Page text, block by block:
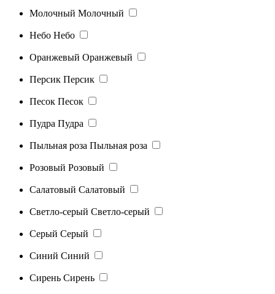
Молочный Молочный
Небо Небо
Оранжевый Оранжевый
Персик Персик
Песок Песок
Пудра Пудра
Пыльная роза Пыльная роза
Розовый Розовый
Салатовый Салатовый
Светло-серый Светло-серый
Серый Серый
Синий Синий
Сирень Сирень